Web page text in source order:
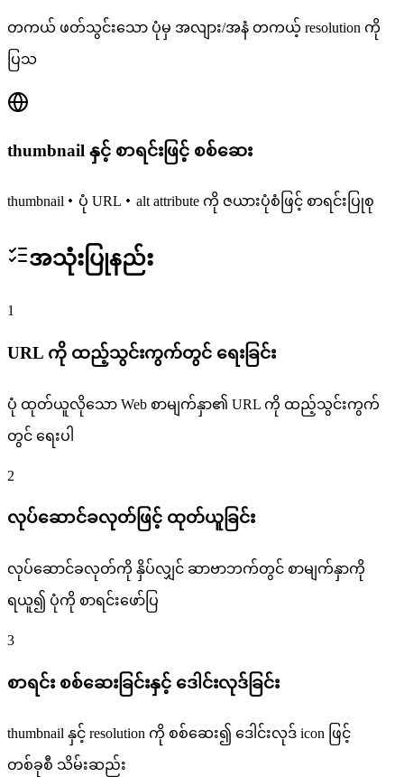
တကယ် ဖတ်သွင်းသော ပုံမှ အလျား/အနံ တကယ့် resolution ကို
ပြသ
thumbnail နှင့် စာရင်းဖြင့် စစ်ဆေး
thumbnail・ပုံ URL・alt attribute ကို ဇယားပုံစံဖြင့် စာရင်းပြုစု
အသုံးပြုနည်း
1
URL ကို ထည့်သွင်းကွက်တွင် ရေးခြင်း
ပုံ ထုတ်ယူလိုသော Web စာမျက်နှာ၏ URL ကို ထည့်သွင်းကွက်
တွင် ရေးပါ
2
လုပ်ဆောင်ခလုတ်ဖြင့် ထုတ်ယူခြင်း
လုပ်ဆောင်ခလုတ်ကို နှိပ်လျှင် ဆာဗာဘက်တွင် စာမျက်နှာကို
ရယူ၍ ပုံကို စာရင်းဖော်ပြ
3
စာရင်း စစ်ဆေးခြင်းနှင့် ဒေါင်းလုဒ်ခြင်း
thumbnail နှင့် resolution ကို စစ်ဆေး၍ ဒေါင်းလုဒ် icon ဖြင့်
တစ်ခုစီ သိမ်းဆည်း